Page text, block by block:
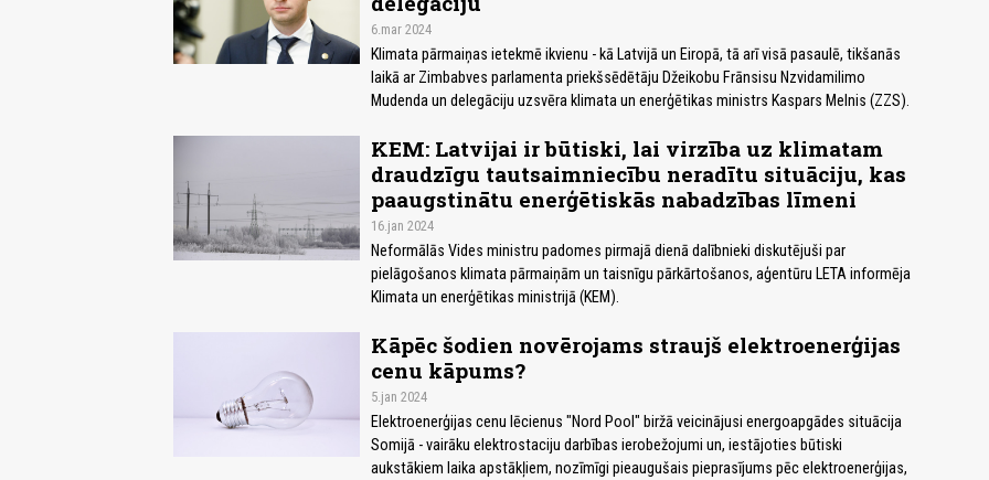
6.mar 2024
Klimata pārmaiņas ietekmē ikvienu - kā Latvijā un Eiropā, tā arī visā pasaulē, tikšanās
laikā ar Zimbabves parlamenta priekšsēdētāju Džeikobu Frānsisu Nzvidamilimo
Mudenda un delegāciju uzsvēra klimata un enerģētikas ministrs Kaspars Melnis (ZZS).
KEM: Latvijai ir būtiski, lai virzība uz klimatam
draudzīgu tautsaimniecību neradītu situāciju, kas
paaugstinātu enerģētiskās nabadzības līmeni
16.jan 2024
Neformālās Vides ministru padomes pirmajā dienā dalībnieki diskutējuši par
pielāgošanos klimata pārmaiņām un taisnīgu pārkārtošanos, aģentūru LETA informēja
Klimata un enerģētikas ministrijā (KEM).
Kāpēc šodien novērojams straujš elektroenerģijas
cenu kāpums?
5.jan 2024
Elektroenerģijas cenu lēcienus "Nord Pool" biržā veicinājusi energoapgādes situācija
Somijā - vairāku elektrostaciju darbības ierobežojumi un, iestājoties būtiski
aukstākiem laika apstākļiem, nozīmīgi pieaugušais pieprasījums pēc elektroenerģijas,